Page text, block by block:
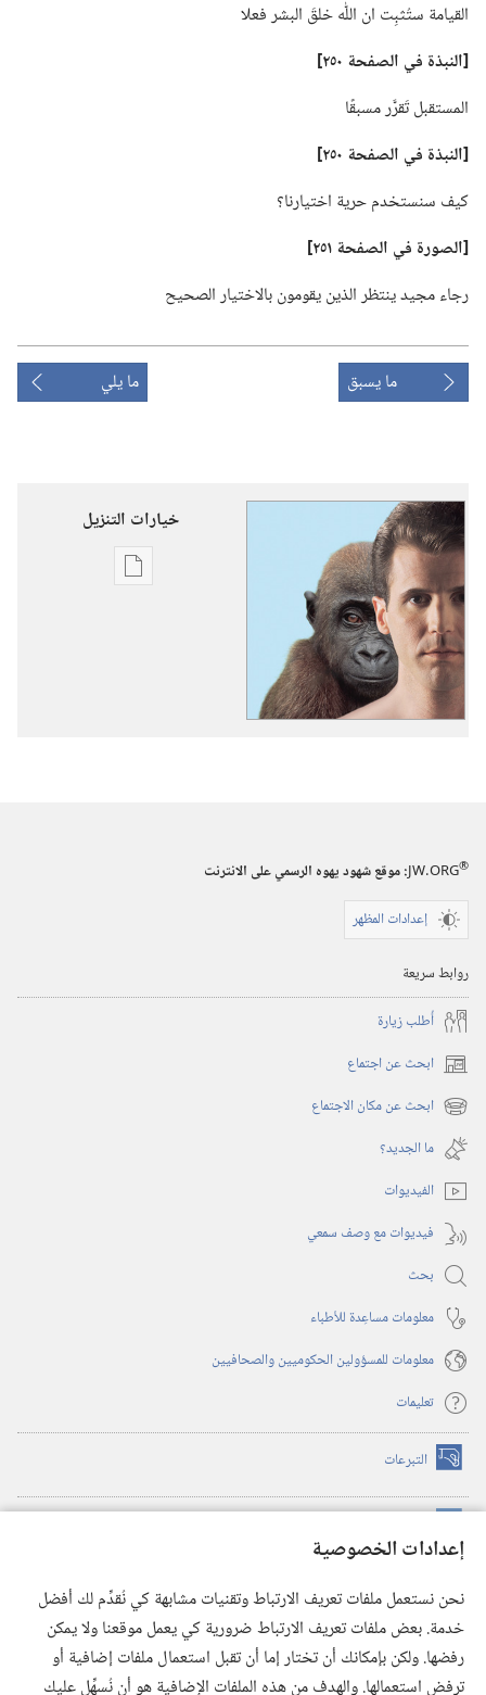
إعدادات الخصوصية
نحن نستعمل ملفات تعريف الارتباط وتقنيات مشابهة كي نُقدِّم لك أفضل
خدمة. بعض ملفات تعريف الارتباط ضرورية كي يعمل موقعنا ولا يمكن
رفضها. ولكن بإمكانك أن تختار إما أن تقبل استعمال ملفات إضافية أو
ترفض استعمالها. والهدف من هذه الملفات الإضافية هو أن نُسهِّل عليك
القيامة ستُثبِت ان اللّٰه خلقَ البشر فعلا
‏[النبذة في الصفحة ٢٥٠]‏
المستقبل تَقرَّر مسبقًا
‏[النبذة في الصفحة ٢٥٠]‏
كيف سنستخدم حرية اختيارنا؟‏
‏[الصورة في الصفحة ٢٥١]‏
رجاء مجيد ينتظر الذين يقومون بالاختيار الصحيح
ما يسبق ما يلي
خيارات التنزيل
خيارات
JW.ORG®
:‏ موقع شهود يهوه الرسمي على الانترنت
إعدادات المظهر
روابط سريعة
أُطلب زيارة
ابحث عن اجتماع (يفتح
نافذة ابحث عن مكان الاجتماع (يفتح
نافذة
جديدة)
ما الجديد؟‏
الفيديوات
فيديوات مع وصف سمعي
بحث
معلومات مساعِدة للأطباء
معلومات للمسؤولين الحكوميين والصحافيين
تعليمات
التبرعات (يفتح
نافذة
(يفتح
نافذة
(يفتح
نافذة
جديدة) تطبيق ®
JW Library
مكتبة برج المراقبة